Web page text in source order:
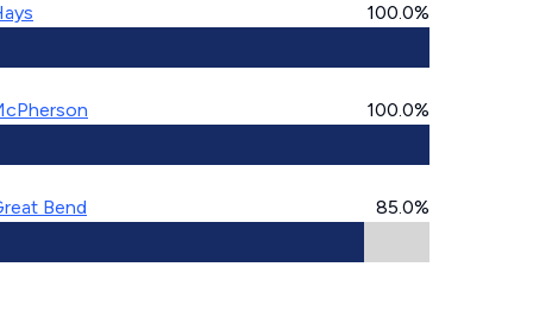
100.0%
100.0%
Bend 85.0%